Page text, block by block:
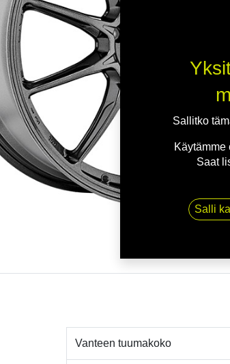
Vanteen tuumakoko
Sallitko
Käytämme
Saat
Salli